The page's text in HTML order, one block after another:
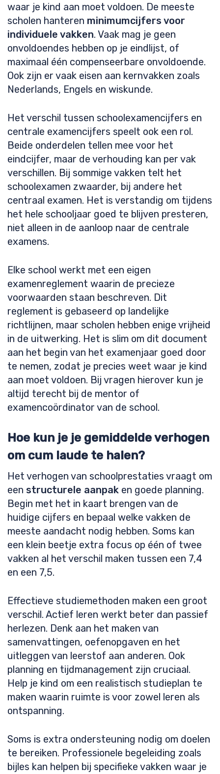
waar je kind aan moet voldoen. De meeste
scholen hanteren minimumcijfers voor
individuele vakken. Vaak mag je geen
onvoldoendes hebben op je eindlijst, of
maximaal één compenseerbare onvoldoende.
Ook zijn er vaak eisen aan kernvakken zoals
Nederlands, Engels en wiskunde.
Het verschil tussen schoolexamencijfers en
centrale examencijfers speelt ook een rol.
Beide onderdelen tellen mee voor het
eindcijfer, maar de verhouding kan per vak
verschillen. Bij sommige vakken telt het
schoolexamen zwaarder, bij andere het
centraal examen. Het is verstandig om tijdens
het hele schooljaar goed te blijven presteren,
niet alleen in de aanloop naar de centrale
examens.
Elke school werkt met een eigen
examenreglement waarin de precieze
voorwaarden staan beschreven. Dit
reglement is gebaseerd op landelijke
richtlijnen, maar scholen hebben enige vrijheid
in de uitwerking. Het is slim om dit document
aan het begin van het examenjaar goed door
te nemen, zodat je precies weet waar je kind
aan moet voldoen. Bij vragen hierover kun je
altijd terecht bij de mentor of
examencoördinator van de school.
Hoe kun je je gemiddelde verhogen
om cum laude te halen?
Het verhogen van schoolprestaties vraagt om
een structurele aanpak en goede planning.
Begin met het in kaart brengen van de
huidige cijfers en bepaal welke vakken de
meeste aandacht nodig hebben. Soms kan
een klein beetje extra focus op één of twee
vakken al het verschil maken tussen een 7,4
en een 7,5.
Effectieve studiemethoden maken een groot
verschil. Actief leren werkt beter dan passief
herlezen. Denk aan het maken van
samenvattingen, oefenopgaven en het
uitleggen van leerstof aan anderen. Ook
planning en tijdmanagement zijn cruciaal.
Help je kind om een realistisch studieplan te
maken waarin ruimte is voor zowel leren als
ontspanning.
Soms is extra ondersteuning nodig om doelen
te bereiken. Professionele begeleiding zoals
bijles kan helpen bij specifieke vakken waar je